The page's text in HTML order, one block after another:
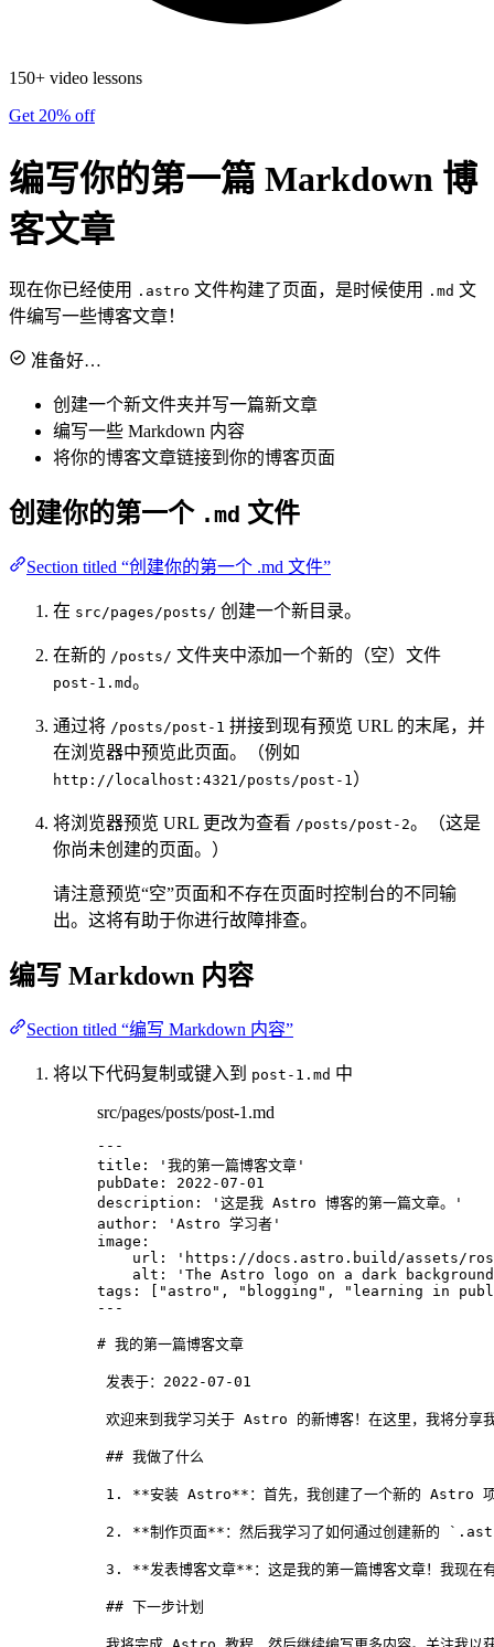
150+ video lessons
Get 20% off
编写你的第一篇 Markdown 博
客文章
现在你已经使用 .astro 文件构建了页面，是时候使用 .md 文
件编写一些博客文章！
准备好…
创建一个新文件夹并写一篇新文章
编写一些 Markdown 内容
将你的博客文章链接到你的博客页面
创建你的第一个 .md 文件
Section titled “创建你的第一个 .md 文件”
在 src/pages/posts/ 创建一个新目录。
在新的 /posts/ 文件夹中添加一个新的（空）文件
post-1.md。
通过将 /posts/post-1 拼接到现有预览 URL 的末尾，并
在浏览器中预览此页面。（例如
http://localhost:4321/posts/post-1 ）
将浏览器预览 URL 更改为查看 /posts/post-2。（这是
你尚未创建的页面。）
请注意预览“空”页面和不存在页面时控制台的不同输
出。这将有助于你进行故障排查。
编写 Markdown 内容
Section titled “编写 Markdown 内容”
将以下代码复制或键入到 post-1.md 中
src/pages/posts/post-1.md
---
title : ' 我的第一篇博客文章 '
pubDate : 2022-07-01
description : ' 这是我 Astro 博客的第一篇文章。
'
author : ' Astro 学习者 '
image :
url : ' https://docs.astro.build/assets/
alt : ' The Astro logo on a dark
tags : [ " astro " , " blogging " , " learning in
---
# 我的第一篇博客文章
发表于：2022-07-01
欢迎来到我学习关于 Astro 的新博客！在这里，我将分享
## 我做了什么
1. **安装 Astro** ：首先，我创建了一个新的 Astro
2. **制作页面** ：然后我学习了如何通过创建新的
3. **发表博客文章** ：这是我的第一篇博客文章！我现
## 下一步计划